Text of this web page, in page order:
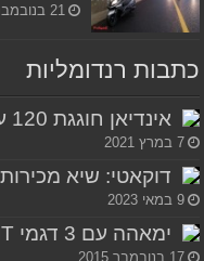
21 בנובמבר 2019
כתבות רנדומליות
אינדיאן חוגגת 120 עם צ'יפטיין עילית מיוחד
7 במרץ 2021
דוקאטי: שיא מכירות
9 במאי 2023
ימאהה עם 3 דגמי MT חדשים במילאנו
17 בנובמבר 2015